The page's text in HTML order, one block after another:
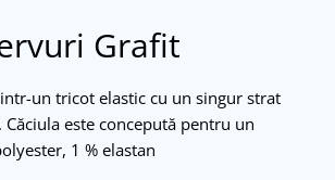
Grafit
un tricot elastic cu un singur strat
este concepută pentru un
1 % elastan